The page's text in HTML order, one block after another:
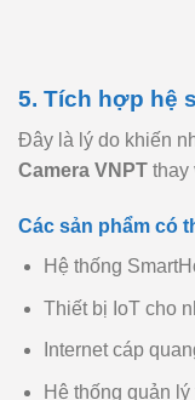
5. Tích hợp hệ
Đây là lý do khiến
Camera VNPT thay
Các sản phẩm có
Hệ thống
Thiết bị IoT cho
Internet cáp
Hệ thống quản